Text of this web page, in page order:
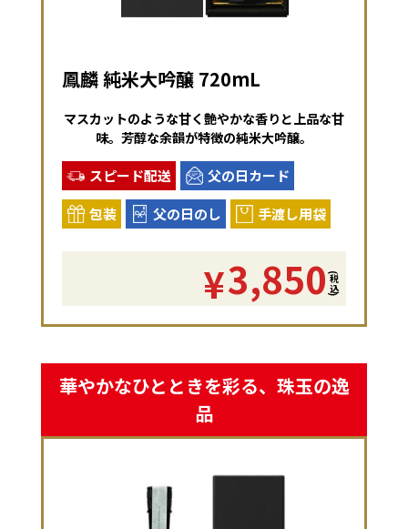
鳳麟 純米大吟醸 720mL
マスカットのような甘く艶やかな香りと上品な甘
味。芳醇な余韻が特徴の純米大吟醸。
スピード配送
父の日カード
包装
父の日のし 手渡し用袋
¥3,850(税込)
華やかなひとときを彩る、珠玉の逸
品